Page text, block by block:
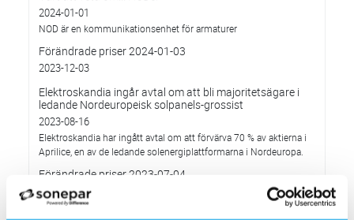
2024-01-01
NOD är en kommunikationsenhet för armaturer
Förändrade priser 2024-01-03
2023-12-03
Elektroskandia ingår avtal om att bli majoritetsägare i
ledande Nordeuropeisk solpanels-grossist
2023-08-16
Elektroskandia har ingått avtal om att förvärva 70 % av aktierna i
Aprilice, en av de ledande solenergiplattformarna i Nordeuropa.
Förändrade priser 2023-07-04
2023-05-30